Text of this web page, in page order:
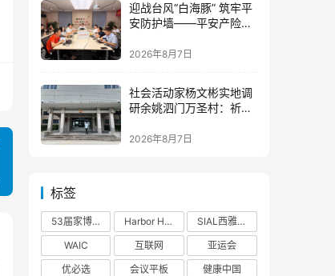
迎战台风“白海豚” 筑牢平
安防护墙——平安产险金
风防御工作
2026年8月7日
社会活动家杨文彬实地调
研余姚泗门万圣村：祈盼
真正有获得感
2026年8月7日
标签
53届家博会 Harbor House
SIAL西雅展
WAIC
互联网
亚运会
优必选
会议平板
健康中国